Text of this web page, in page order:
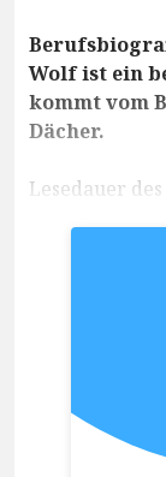
Wolf ist ein
kommt vom
Dächer.
Lesedauer